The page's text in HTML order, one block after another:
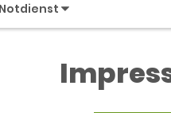
Notdienst